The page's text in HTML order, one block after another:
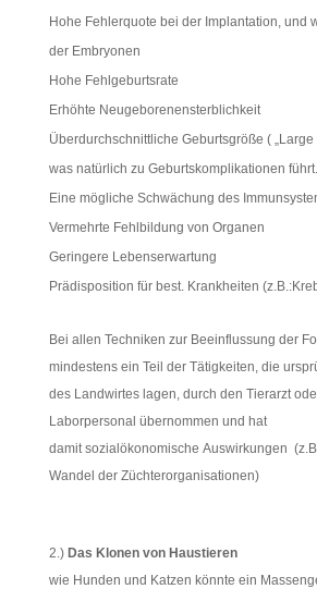
Hohe Fehlerquote bei der Implantation, und
der Embryonen
Hohe Fehlgeburtsrate
Erhöhte Neugeborenensterblichkeit
Überdurchschnittliche Geburtsgröße ( „Large
was natürlich zu Geburtskomplikationen führt.
Eine mögliche Schwächung des
Vermehrte Fehlbildung von Organen
Geringere Lebenserwartung
Prädisposition für best. Krankheiten
Bei allen Techniken zur Beeinflussung der
mindestens ein Teil der Tätigkeiten, die
des Landwirtes lagen, durch den Tierarzt
Laborpersonal übernommen und hat
damit sozialökonomische Auswirkungen
Wandel der Züchterorganisationen)
2.) Das Klonen von Haustieren
wie Hunden und Katzen könnte ein